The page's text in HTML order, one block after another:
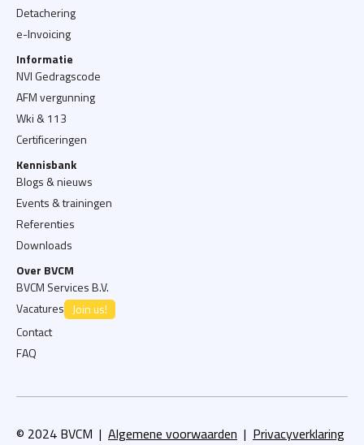
Detachering
e-Invoicing
Informatie
NVI Gedragscode
AFM vergunning
Wki & 113
Certificeringen
Kennisbank
Blogs & nieuws
Events & trainingen
Referenties
Downloads
Over BVCM
BVCM Services B.V.
Vacatures Join us!
Contact
FAQ
© 2024 BVCM | Algemene voorwaarden | Privacyverklaring